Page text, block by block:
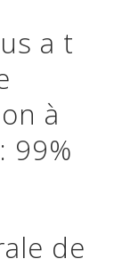
a t
à
99%
de